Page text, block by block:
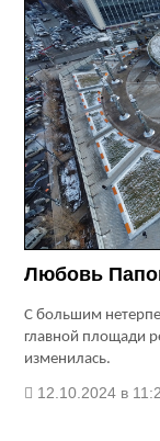
Любовь
С большим
главной площади
изменилась.
12.10.2024 в